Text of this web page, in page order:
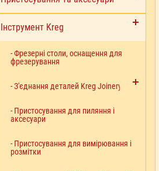
Інструмент Kreg
- Фрезерні столи, оснащення для
фрезерування
- З'єднання деталей Kreg Joinery™
- Пристосування для пиляння і
аксесуари
- Пристосування для вимірювання і
розмітки